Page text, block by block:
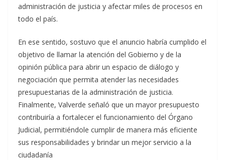
administración de justicia y afectar miles de procesos en
todo el país.
En ese sentido, sostuvo que el anuncio habría cumplido el
objetivo de llamar la atención del Gobierno y de la
opinión pública para abrir un espacio de diálogo y
negociación que permita atender las necesidades
presupuestarias de la administración de justicia.
Finalmente, Valverde señaló que un mayor presupuesto
contribuiría a fortalecer el funcionamiento del Órgano
Judicial, permitiéndole cumplir de manera más eficiente
sus responsabilidades y brindar un mejor servicio a la
ciudadanía